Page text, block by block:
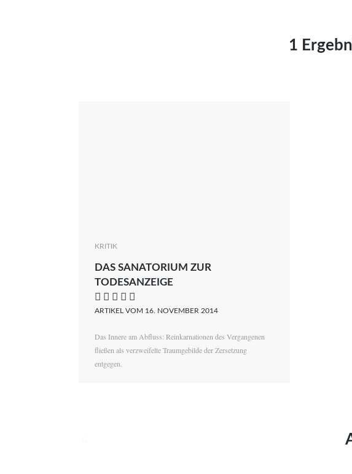
Maximilian Kosing
1
KRITIK
DAS SANATORIUM ZUR
TODESANZEIGE
    
ARTIKEL VOM 16. NOVEMBER 2014
Das Innere am Abfluss: Reinkarnationen des Vergangenen
fließen als verzweifelte Traumgebilde der Zersetzung
entgegen.